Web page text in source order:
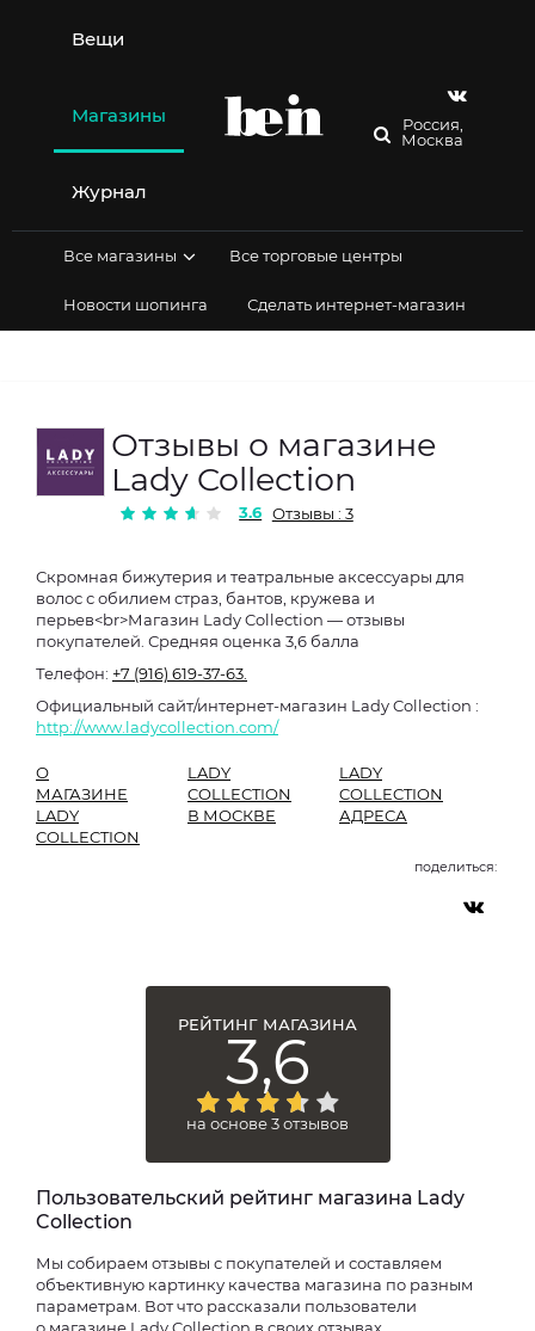
содержимому
Вещи
Магазины
Журнал
Россия,
Москва
Все магазины Все торговые центры
Новости шопинга Сделать интернет-магазин
Отзывы о магазине
Lady Collection
3.6 Отзывы : 3
Скромная бижутерия и театральные аксессуары для
волос с обилием страз, бантов, кружева и
перьев<br>Магазин Lady Collection — отзывы
покупателей. Средняя оценка 3,6 балла
Телефон: +7 (916) 619-37-63.
Официальный сайт/интернет-магазин Lady Collection :
http://www.ladycollection.com/
О
МАГАЗИНЕ
LADY
COLLECTION
LADY
COLLECTION
В МОСКВЕ
LADY
COLLECTION
АДРЕСА
поделиться:
РЕЙТИНГ МАГАЗИНА
3,6
на основе 3 отзывов
Пользовательский рейтинг магазина Lady
Collection
Мы собираем отзывы с покупателей и составляем
объективную картинку качества магазина по разным
параметрам. Вот что рассказали пользователи